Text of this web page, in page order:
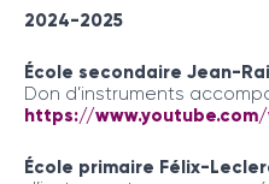
2024-2025
École secondaire Jean-
Don d’instruments
https://www.youtube.com/
École primaire Félix-